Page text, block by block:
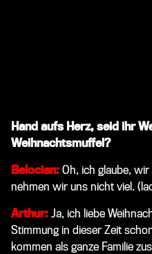
Hand aufs Herz, seid ihr
Weihnachtsmuffel?
Belocian: Oh, ich glaube,
nehmen wir uns nicht viel.
Arthur: Ja, ich liebe
Stimmung in dieser Zeit
kommen als ganze Familie